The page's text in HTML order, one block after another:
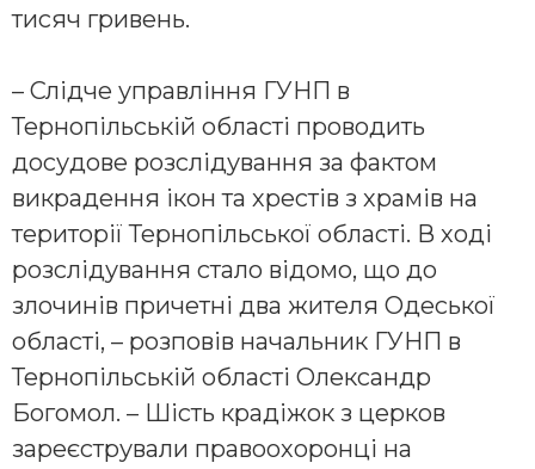
тисяч гривень.
– Слідче управління ГУНП в
Тернопільській області проводить
досудове розслідування за фактом
викрадення ікон та хрестів з храмів на
території Тернопільської області. В ході
розслідування стало відомо, що до
злочинів причетні два жителя Одеської
області, – розповів начальник ГУНП в
Тернопільській області Олександр
Богомол. – Шість крадіжок з церков
зареєстрували правоохоронці на